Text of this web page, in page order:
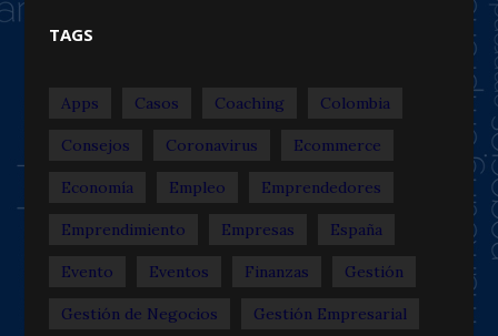
TAGS
Apps Casos Coaching Colombia
Consejos Coronavirus Ecommerce
Economía Empleo Emprendedores
Emprendimiento Empresas España
Evento Eventos Finanzas Gestión
Gestión de Negocios Gestión Empresarial